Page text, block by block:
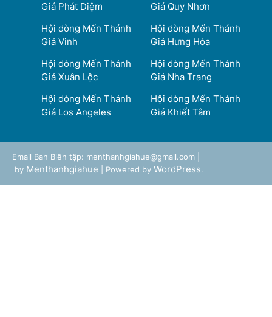
Giá Phát Diệm
Giá Quy Nhơn
Hội dòng Mến Thánh
Giá Vinh
Hội dòng Mến Thánh
Giá Hưng Hóa
Hội dòng Mến Thánh
Giá Xuân Lộc
Hội dòng Mến Thánh
Giá Nha Trang
Hội dòng Mến Thánh
Giá Los Angeles
Hội dòng Mến Thánh
Giá Khiết Tâm
Email Ban Biên tập: menthanhgiahue@gmail.com |
by Menthanhgiahue | Powered by WordPress.